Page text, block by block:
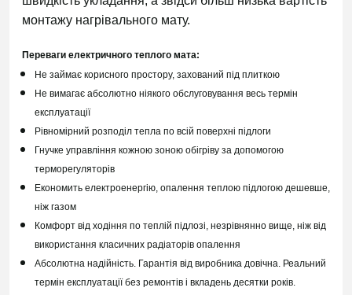
монтажу нагрівального мату.
Переваги електричного теплого мата:
Не займає корисного простору, захований під плиткою
Не вимагає абсолютно ніякого обслуговування весь термін
експлуатації
Рівномірний розподіл тепла по всій поверхні підлоги
Гнучке управління кожною зоною обігріву за допомогою
терморегуляторів
Економить електроенергію, опалення теплою підлогою дешевше,
ніж газом
Комфорт від ходіння по теплій підлозі, незрівнянно вище, ніж від
використання класичних радіаторів опалення
Абсолютна надійність. Гарантія від виробника довічна. Реальний
термін експлуатації без ремонтів і вкладень десятки років.